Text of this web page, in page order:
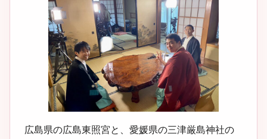
広島県の広島東照宮と、愛媛県の三津厳島神社の